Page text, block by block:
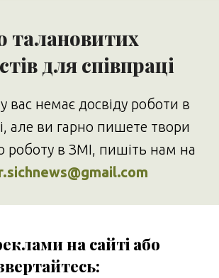
талановитих
для співпраці
вас немає досвіду роботи в
але ви гарно пишете твори
роботу в ЗМІ, пишіть нам на
на сайті або